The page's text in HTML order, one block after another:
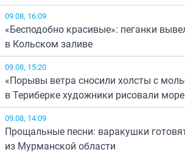
09.08, 16:09
«Бесподобно красивые»: пеганки
в Кольском заливе
09.08, 15:20
«Порывы ветра сносили холсты с
в Териберке художники рисовали
09.08, 14:09
Прощальные песни: варакушки
из Мурманской области